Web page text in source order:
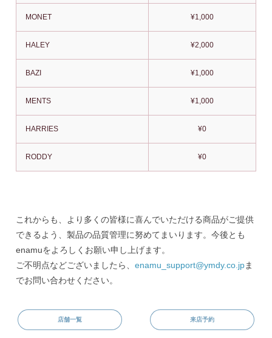
MONET ¥1,000
HALEY ¥2,000
BAZI ¥1,000
MENTS ¥1,000
HARRIES ¥0
RODDY ¥0
これからも、より多くの皆様に喜んでいただける商品がご提供
できるよう、製品の品質管理に努めてまいります。今後とも
enamuをよろしくお願い申し上げます。
ご不明点などございましたら、 enamu_support@ymdy.co.jpま
でお問い合わせください。
店舗一覧 来店予約